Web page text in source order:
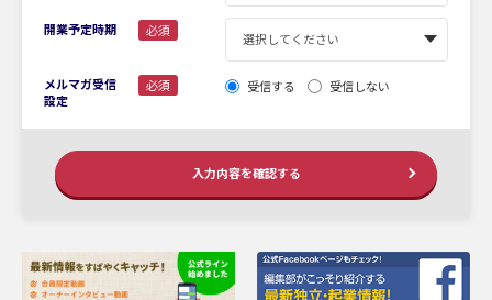
開業予定時期 必須
メルマガ受信
設定
必須 受信する 受信しない
入力内容を確認する